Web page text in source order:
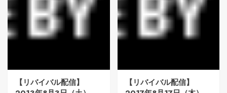
【リバイバル配信】
【リバイバル配信】